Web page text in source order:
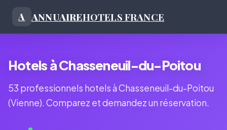
A ANNUAIREHOTELS FRANCE
Hotels à Chasseneuil-du-Poitou
53 professionnels hotels à Chasseneuil-du-Poitou
(Vienne). Comparez et demandez un réservation.